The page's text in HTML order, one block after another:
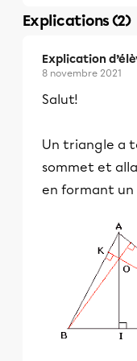
Explications (2)
Explication
8 novembre 2021
Salut!
Un triangle a
sommet et
en formant un